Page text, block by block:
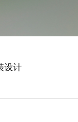
设计